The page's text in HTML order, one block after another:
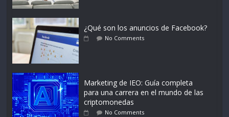
¿Qué son los anuncios de Facebook?
No Comments
Marketing de IEO: Guía completa
para una carrera en el mundo de las
criptomonedas
No Comments